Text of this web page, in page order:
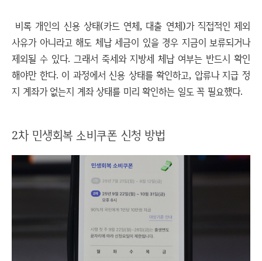
비록 개인의 신용 상태(카드 연체, 대출 연체)가 직접적인 제외
사유가 아니라고 해도 체납 세금이 있을 경우 지금이 보류되거나
제외될 수 있다. 그래서 죽세와 지방세 체납 여부는 반드시 확인
해야만 한다. 이 과정에서 신용 상태를 확인하고, 압류나 지급 정
지 계좌가 없는지 계좌 상태를 미리 확인하는 일도 꼭 필요했다.
2차 민생회복 소비쿠폰 신청 방법